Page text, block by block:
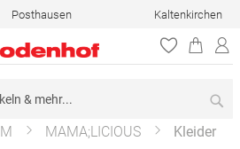
Posthausen Kaltenkirchen
M MAMA;LICIOUS Kleider